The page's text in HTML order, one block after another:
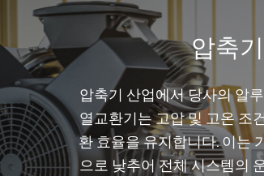
압축기
압축기 산업에서 당사의 알
열교환기는 고압 및 고온 조
환 효율을 유지합니다. 이는
으로 낮추어 전체 시스템의